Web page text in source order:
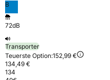
B
72dB
Transporter
Teuerste Option:152,99 €
134,49 €
134